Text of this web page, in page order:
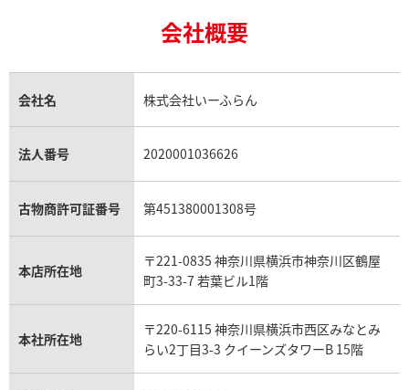
金貨買取
貴金属買取
銀・シルバー買取
パラジウム買取
トパーズ買取
タンザナイト買取
キャッツアイ買取
アクアマリン買取
ロレックス エクスプローラー買取
ロレックス デイトジャスト買取
パテック フィリップノーチラス買取
ヴァシュロン・コンスタンタン買取
オメガ買取
カルティエ買取
フランク ミュラー買取
リシャール・ミル買取
パネライ買取
チューダー（チュードル）買取
シャネル マトラッセ買取
セリーヌ買取
プラダ買取
ヴァンクリーフ＆アーペル買取
ショーメ買取
ダミアーニ買取
モーブッサン買取
会社概要
会社名 株式会社いーふらん
法人番号 2020001036626
古物商許可証番号 第451380001308号
本店所在地
〒221-0835 神奈川県横浜市神奈川区鶴屋
町3-33-7 若葉ビル1階
本社所在地
〒220-6115 神奈川県横浜市西区みなとみ
らい2丁目3-3 クイーンズタワーB 15階